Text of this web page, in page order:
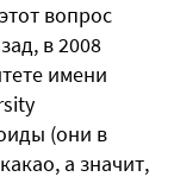
вопрос
в 2008
имени
(они в
а значит,